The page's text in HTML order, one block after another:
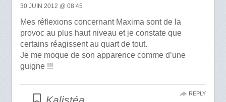
30 JUIN 2012 @ 08:45
Mes réflexions concernant Maxima sont de la
provoc au plus haut niveau et je constate que
certains réagissent au quart de tout.
Je me moque de son apparence comme d’une
guigne !!!
REPLY